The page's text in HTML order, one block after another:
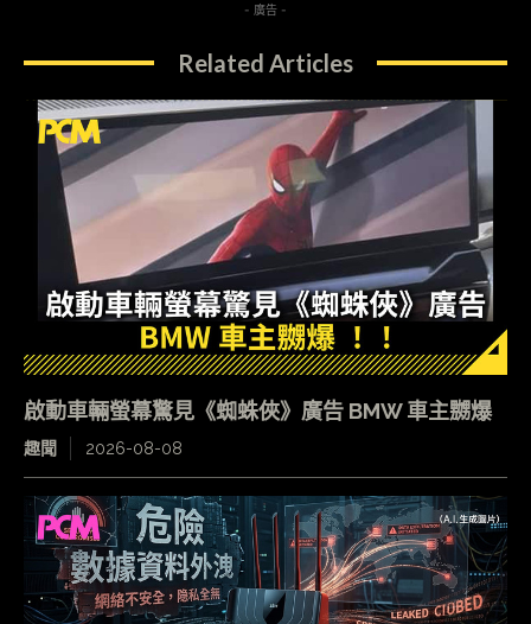
- 廣告 -
Related Articles
啟動車輛螢幕驚見《蜘蛛俠》廣告 BMW 車主嬲爆
趣聞 2026-08-08